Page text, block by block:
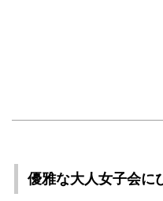
優雅な大人女子会に